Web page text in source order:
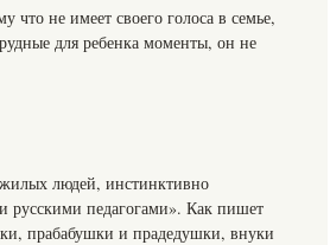
что не имеет своего голоса в семье,
для ребенка моменты, он не
людей, инстинктивно
педагогами». Как пишет
прабабушки и прадедушки, внуки